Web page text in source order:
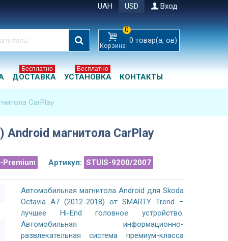
UAH USD Вход
Корзина
0
0 товар(а, ов)
ДОСТАВКА
Бесплатно
УСТАНОВКА
Бесплатно
КОНТАКТЫ
CarPlay
Android магнитола CarPlay
Premium Артикул: STUIS-9200/2007
Автомобильная магнитола Android для Skoda
Octavia A7 (2012-2018) от SMARTY Trend –
лучшее Hi-End головное устройство.
Автомобильная информационно-
развлекательная система премиум-класса